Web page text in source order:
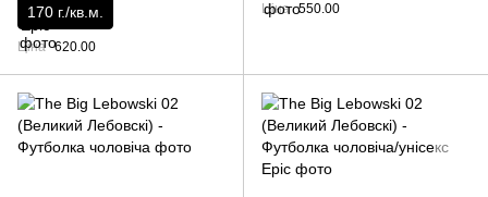
170 г./кв.м.
Ціна 620.00
Ціна 550.00